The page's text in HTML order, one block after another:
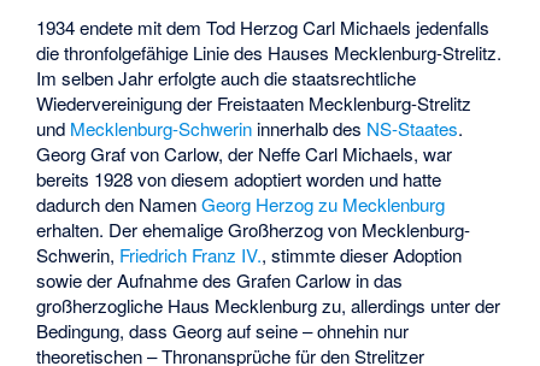
1934 endete mit dem Tod Herzog Carl Michaels jedenfalls
die thronfolgefähige Linie des Hauses Mecklenburg-Strelitz.
Im selben Jahr erfolgte auch die staatsrechtliche
Wiedervereinigung der Freistaaten Mecklenburg-Strelitz
und Mecklenburg-Schwerin innerhalb des NS-Staates.
Georg Graf von Carlow, der Neffe Carl Michaels, war
bereits 1928 von diesem adoptiert worden und hatte
dadurch den NamenGeorg Herzog zu Mecklenburg
erhalten. Der ehemalige Großherzog von Mecklenburg-
Schwerin, Friedrich Franz IV., stimmte dieser Adoption
sowie der Aufnahme des Grafen Carlow in das
großherzogliche Haus Mecklenburg zu, allerdings unter der
Bedingung, dass Georg auf seine – ohnehin nur
theoretischen – Thronansprüche für den Strelitzer